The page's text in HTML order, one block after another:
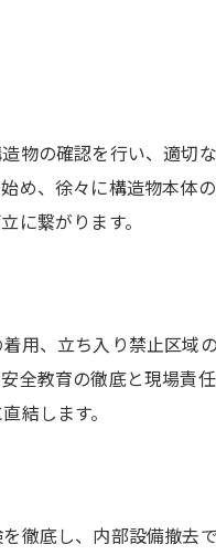
物の確認を行い、適切
め、徐々に構造物本体
に繋がります。
用、立ち入り禁止区域
全教育の徹底と現場責
結します。
徹底し、内部設備撤去